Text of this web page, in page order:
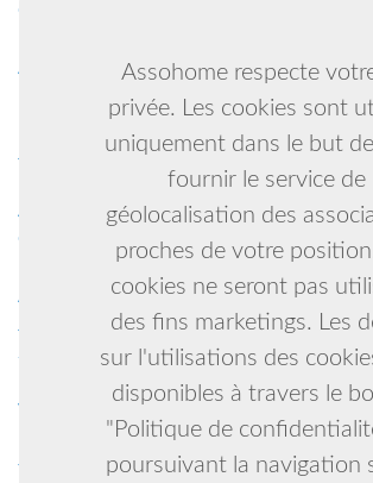
Assohome respecte
privée. Les cookies sont
uniquement dans le but
fournir le service de
géolocalisation des
proches de votre
cookies ne seront pas
des fins marketings. Les
sur l'utilisations des
disponibles à travers le
"Politique de
poursuivant la navigation
Country, danse en ligne, danse de salon 1
Asbl 1
Rafting-kayak-rando aqua 1
Danse country 1
Jiu jitsu brésilien, grappling 1
Natation synchronisée 1
Abel 1
Gymnastique artistique féminine et baby
Rugby à xv 1
Aïkido yoga chinois taichi 1
Judo taiso 1
Salle de sport 1
Karate kyudokan self defense 1
Volley-ball 1
Promouvoir les actions pour garantir un
tous 1